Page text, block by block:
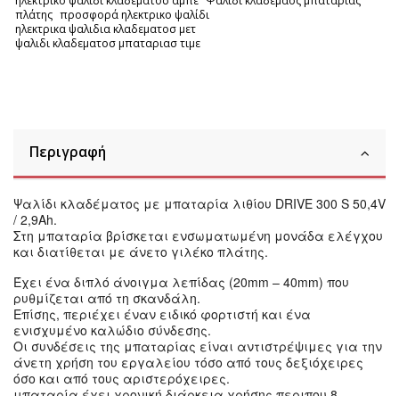
πλάτης προσφορά ηλεκτρικο ψαλίδι
ηλεκτρικα ψαλιδια κλαδεματοσ μετ
ψαλιδι κλαδεματοσ μπαταριασ τιμε
Περιγραφή
Ψαλίδι κλαδέματος με μπαταρία λιθίου DRIVE 300 S 50,4V
/ 2,9Ah.
Στη μπαταρία βρίσκεται ενσωματωμένη μονάδα ελέγχου
και διατίθεται με άνετο γιλέκο πλάτης.
Έχει ένα διπλό άνοιγμα λεπίδας (20mm – 40mm) που
ρυθμίζεται από τη σκανδάλη.
Επίσης, περιέχει έναν ειδικό φορτιστή και ένα
ενισχυμένο καλώδιο σύνδεσης.
Οι συνδέσεις της μπαταρίας είναι αντιστρέψιμες για την
άνετη χρήση του εργαλείου τόσο από τους δεξιόχειρες
όσο και από τους αριστερόχειρες.